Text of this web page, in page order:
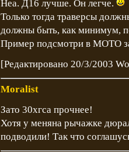
Неа. Д16 лучше. Он легче.
Только тогда траверсы
должны быть, как минимум,
Пример подсмотри в МОТО
[Редактировано 20/3/2003
Moralist
Зато 30хгса прочнее!
Хотя у меняна рычажке
подводили! Так что